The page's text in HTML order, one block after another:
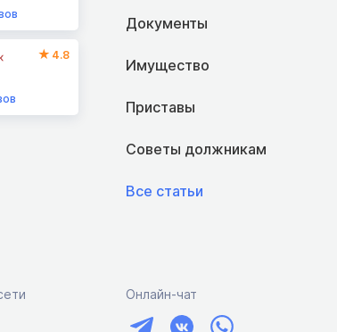
4.8
Документы
Имущество
Приставы
Советы должникам
Все статьи
Онлайн-чат